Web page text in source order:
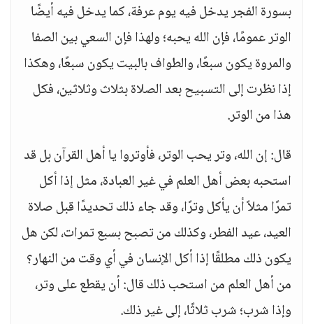
بسورة الفجر يدخل فيه يوم عرفة، كما يدخل فيه أيضًا
الوتر عمومًا، فإن الله يحبه؛ ولهذا فإن السعي بين الصفا
والمروة يكون سبعًا، والطواف بالبيت يكون سبعًا، وهكذا
إذا نظرت إلى التسبيح بعد الصلاة بثلاث وثلاثين، فكل
هذا من الوتر.
قال: إن الله، وتر يحب الوتر، فأوتروا يا أهل القرآن بل قد
استحبه بعض أهل العلم في غير العبادة، مثل إذا أكل
تمرًا مثلاً أن يأكل وترًا، وقد جاء ذلك تحديدًا قبل صلاة
العيد، عيد الفطر، وكذلك من تصبح بسبع تمرات، لكن هل
يكون ذلك مطلقًا إذا أكل الإنسان في أي وقت من النهار؟
من أهل العلم من استحب ذلك قال: أن يقطع على وتر،
وإذا شرب؛ شرب ثلاثًا، إلى غير ذلك.